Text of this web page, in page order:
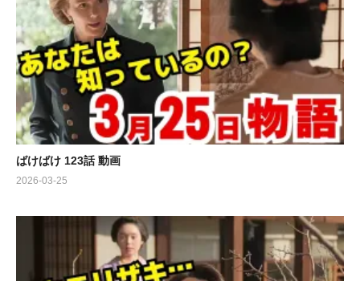
ばけばけ 123話 動画
2026-03-25